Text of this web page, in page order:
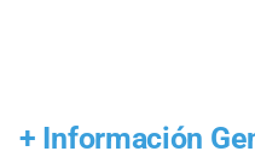
+ Información